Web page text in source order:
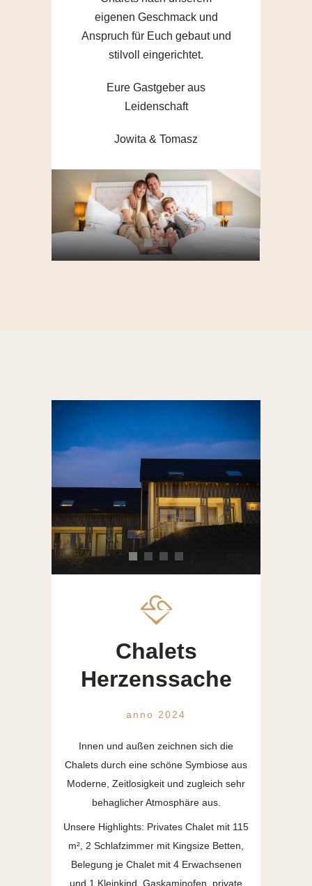
eigenen Geschmack und
Anspruch für Euch gebaut und
stilvoll eingerichtet.
Eure Gastgeber aus
Leidenschaft
Jowita & Tomasz
Chalets
Herzenssache
anno 2024
Innen und außen zeichnen sich die
Chalets durch eine schöne Symbiose aus
Moderne, Zeitlosigkeit und zugleich sehr
behaglicher Atmosphäre aus.
Unsere Highlights: Privates Chalet mit 115
m², 2 Schlafzimmer mit Kingsize Betten,
Belegung je Chalet mit 4 Erwachsenen
und 1 Kleinkind, Gaskaminofen, private